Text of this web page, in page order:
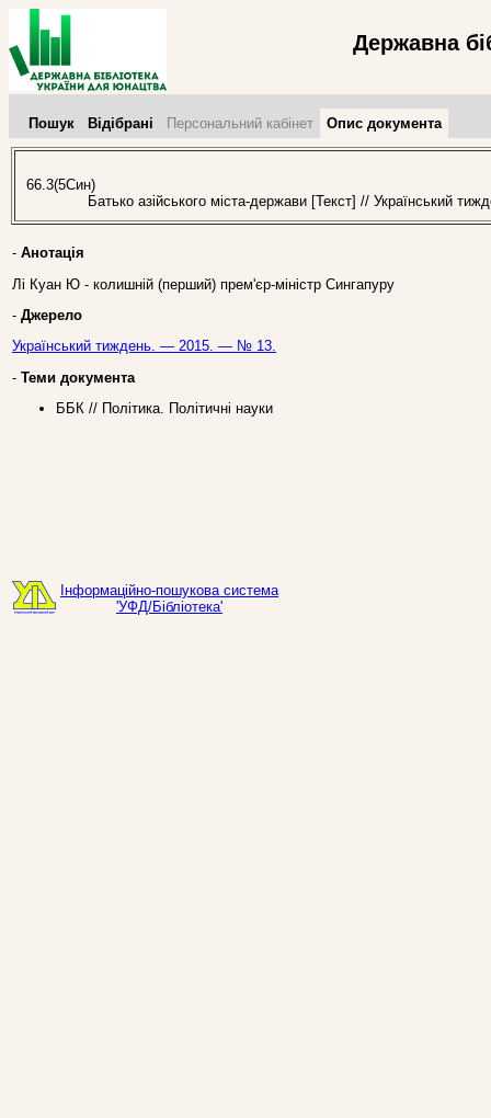
Державна
Пошук Відібрані Персональний кабінет Опис документа
66.3(5Син)
Батько азійського міста-держави [Текст] // Український
- Анотація
Лі Куан Ю - колишній (перший) прем'єр-міністр Сингапуру
- Джерело
Український тиждень. — 2015. — № 13.
- Теми документа
ББК // Політика. Політичні науки
Інформаційно-пошукова система
'УФД/Бібліотека'